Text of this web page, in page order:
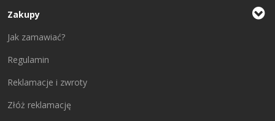
Zakupy
Jak zamawiać?
Regulamin
Reklamacje i zwroty
Złóż reklamację